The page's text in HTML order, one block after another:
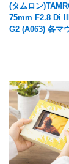
(タムロン
75mm F2.8 Di
G2 (A063) 各マ